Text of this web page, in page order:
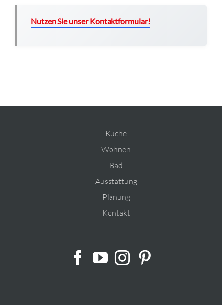
Nutzen Sie unser Kontaktformular!
Küche
Wohnen
Bad
Ausstattung
Planung
Kontakt